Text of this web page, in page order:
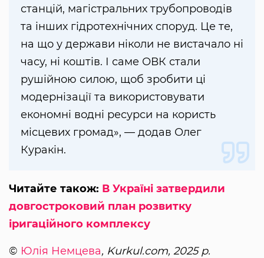
станцій, магістральних трубопроводів
та інших гідротехнічних споруд. Це те,
на що у держави ніколи не вистачало ні
часу, ні коштів. І саме ОВК стали
рушійною силою, щоб зробити ці
модернізації та використовувати
економні водні ресурси на користь
місцевих громад», — додав Олег
Куракін.
Читайте також: В Україні затвердили
довгостроковий план розвитку
іригаційного комплексу
© Юлія Немцева, Kurkul.com, 2025 р.